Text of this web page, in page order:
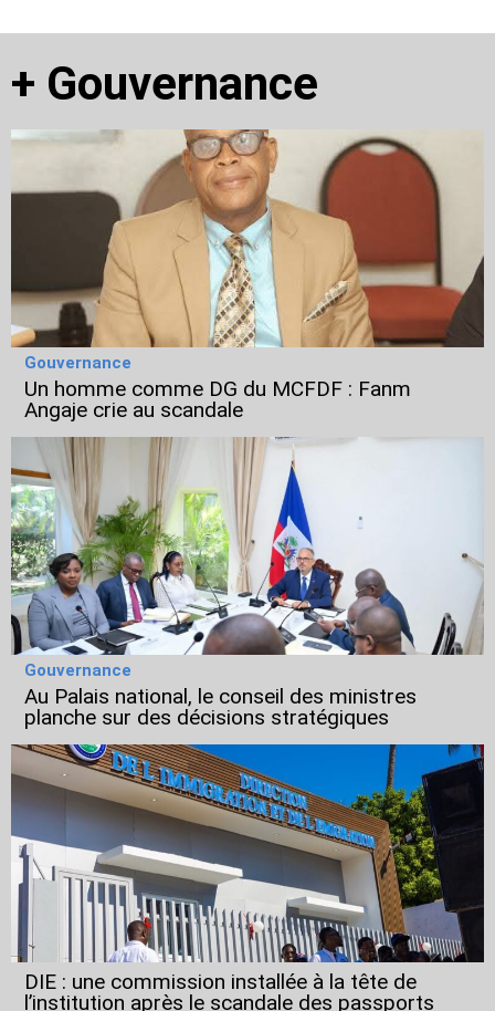
+ Gouvernance
Gouvernance
Un homme comme DG du MCFDF : Fanm
Angaje crie au scandale
Gouvernance
Au Palais national, le conseil des ministres
planche sur des décisions stratégiques
DIE : une commission installée à la tête de
l’institution après le scandale des passports